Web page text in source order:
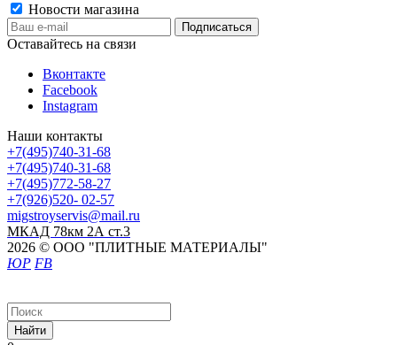
Новости магазина
Оставайтесь на связи
Вконтакте
Facebook
Instagram
Наши контакты
+7(495)740-31-68
+7(495)740-31-68
+7(495)772-58-27
+7(926)520- 02-57
migstroyservis@mail.ru
МКАД 78км 2А ст.3
2026 © ООО "ПЛИТНЫЕ МАТЕРИАЛЫ"
ЮР FB
Найти